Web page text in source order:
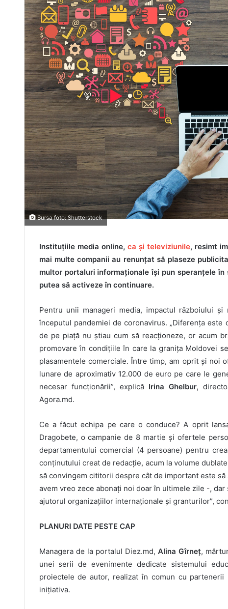
Sursa foto: Shutterstock
Instituțiile media online, ca și televiziunile, resimt
mai multe companii au renunțat să plaseze
multor portaluri informaționale își pun speranțele
putea să activeze în continuare.
Pentru unii manageri media, impactul războiului
începutul pandemiei de coronavirus. „Diferența
de pe piață nu știau cum să reacționeze, or acum
promovare în condițiile în care la granița Moldovei
plasamentele comerciale. Între timp, am oprit și noi
lunare de aproximativ 12.000 de euro pe care le
necesar funcționării”, explică Irina Ghelbur,
Agora.md.
Ce a făcut echipa pe care o conduce? A oprit
Dragobete, o campanie de 8 martie și ofertele
departamentului comercial (4 persoane) pentru
conținutului creat de redacție, acum la volume
să convingem cititorii despre cât de important este
avem vreo zece abonați noi doar în ultimele zile -,
ajutorul organizațiilor internaționale și granturilor”,
PLANURI DATE PESTE CAP
Managera de la portalul Diez.md, Alina Gîrneț,
unei serii de evenimente dedicate sistemului
proiectele de autor, realizat în comun cu
inițiativa.